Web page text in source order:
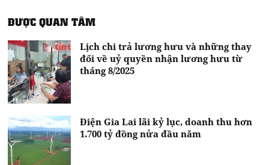
ĐƯỢC QUAN TÂM
Lịch chi trả lương hưu và những thay
đổi về uỷ quyền nhận lương hưu từ
tháng 8/2025
Điện Gia Lai lãi kỷ lục, doanh thu hơn
1.700 tỷ đồng nửa đầu năm